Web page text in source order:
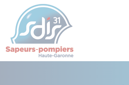
Panneau de gestion des cookies